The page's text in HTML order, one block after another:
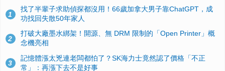
1
找了半輩子求助偵探都沒用！66歲加拿大男子靠ChatGPT，成
功找回失散50年家人
2
打破大廠墨水綁架！開源、無 DRM 限制的「Open Printer」概
念機亮相
3
記憶體漲太兇連老闆都怕了？SK海力士竟然認了價格「不正
常」：再漲下去不是好事